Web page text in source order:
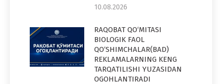
10.08.2026
RAQOBAT QO‘MITASI
BIOLOGIK FAOL
QO‘SHIMCHALAR(BAD)
REKLAMALARNING KENG
TARQATILISHI YUZASIDAN
OGOHLANTIRADI